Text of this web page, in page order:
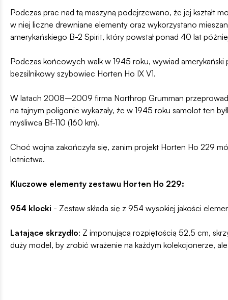
Podczas prac nad tą maszyną podejrzewano, że jej kształt
w niej liczne drewniane elementy oraz wykorzystano
amerykańskiego B-2 Spirit, który powstał ponad 40 lat
Podczas końcowych walk w 1945 roku, wywiad
bezsilnikowy szybowiec Horten Ho IX V1.
W latach 2008–2009 firma Northrop Grumman
na tajnym poligonie wykazały, że w 1945 roku samolot ten
myśliwca Bf-110 (160 km).
Choć wojna zakończyła się, zanim projekt Horten Ho 229
lotnictwa.
Kluczowe elementy zestawu Horten Ho 229:
954 klocki - Zestaw składa się z 954 wysokiej jakości
Latające skrzydło: Z imponującą rozpiętością 52,5 cm,
duży model, by zrobić wrażenie na każdym kolekcjonerze,